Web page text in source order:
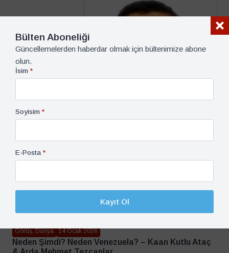
Görüş, Dünya 14 Ocak 2026
Neden Şimdi? Neden Venezuela? – Kaan Kutlu Ataç
Bülten Aboneliği
Güncellemelerden haberdar olmak için bültenimize abone
olun.
İsim *
Soyisim *
E-Posta *
Kayıt Ol